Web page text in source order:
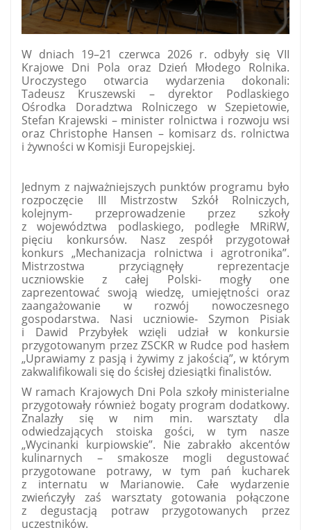
W dniach 19–21 czerwca 2026 r. odbyły się VII
Krajowe Dni Pola oraz Dzień Młodego Rolnika.
Uroczystego otwarcia wydarzenia dokonali:
Tadeusz Kruszewski – dyrektor Podlaskiego
Ośrodka Doradztwa Rolniczego w Szepietowie,
Stefan Krajewski – minister rolnictwa i rozwoju wsi
oraz Christophe Hansen – komisarz ds. rolnictwa
i żywności w Komisji Europejskiej.
Jednym z najważniejszych punktów programu było
rozpoczęcie III Mistrzostw Szkół Rolniczych,
kolejnym- przeprowadzenie przez szkoły
z województwa podlaskiego, podległe MRiRW,
pięciu konkursów. Nasz zespół przygotował
konkurs „Mechanizacja rolnictwa i agrotronika”.
Mistrzostwa przyciągnęły reprezentacje
uczniowskie z całej Polski- mogły one
zaprezentować swoją wiedzę, umiejętności oraz
zaangażowanie w rozwój nowoczesnego
gospodarstwa. Nasi uczniowie- Szymon Pisiak
i Dawid Przybyłek wzięli udział w konkursie
przygotowanym przez ZSCKR w Rudce pod hasłem
„Uprawiamy z pasją i żywimy z jakością”, w którym
zakwalifikowali się do ścisłej dziesiątki finalistów.
W ramach Krajowych Dni Pola szkoły ministerialne
przygotowały również bogaty program dodatkowy.
Znalazły się w nim min. warsztaty dla
odwiedzających stoiska gości, w tym nasze
„Wycinanki kurpiowskie”. Nie zabrakło akcentów
kulinarnych – smakosze mogli degustować
przygotowane potrawy, w tym pań kucharek
z internatu w Marianowie. Całe wydarzenie
zwieńczyły zaś warsztaty gotowania połączone
z degustacją potraw przygotowanych przez
uczestników.